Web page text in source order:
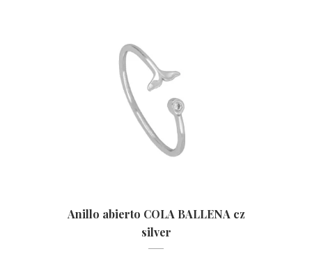
Anillo abierto COLA BALLENA cz
silver